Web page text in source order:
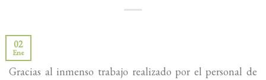
02
Ene
Gracias al inmenso trabajo realizado por el personal de